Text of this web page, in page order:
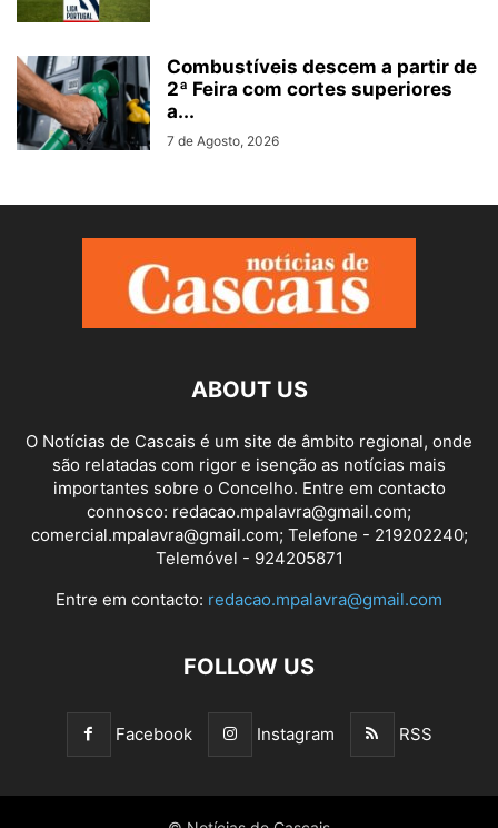
Combustíveis descem a partir de
2ª Feira com cortes superiores
a...
7 de Agosto, 2026
ABOUT US
O Notícias de Cascais é um site de âmbito regional, onde
são relatadas com rigor e isenção as notícias mais
importantes sobre o Concelho. Entre em contacto
connosco: redacao.mpalavra@gmail.com;
comercial.mpalavra@gmail.com; Telefone - 219202240;
Telemóvel - 924205871
Entre em contacto: redacao.mpalavra@gmail.com
FOLLOW US
Facebook Instagram RSS